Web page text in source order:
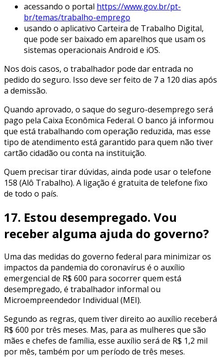
acessando o portal https://www.gov.br/pt-
br/temas/trabalho-emprego
usando o aplicativo Carteira de Trabalho Digital,
que pode ser baixado em aparelhos que usam os
sistemas operacionais Android e iOS.
Nos dois casos, o trabalhador pode dar entrada no
pedido do seguro. Isso deve ser feito de 7 a 120 dias após
a demissão.
Quando aprovado, o saque do seguro-desemprego será
pago pela Caixa Econômica Federal. O banco já informou
que está trabalhando com operação reduzida, mas esse
tipo de atendimento está garantido para quem não tiver
cartão cidadão ou conta na instituição.
Quem precisar tirar dúvidas, ainda pode usar o telefone
158 (Alô Trabalho). A ligação é gratuita de telefone fixo
de todo o país.
17. Estou desempregado. Vou
receber alguma ajuda do governo?
Uma das medidas do governo federal para minimizar os
impactos da pandemia do coronavírus é o auxílio
emergencial de R$ 600 para socorrer quem está
desempregado, é trabalhador informal ou
Microempreendedor Individual (MEI).
Segundo as regras, quem tiver direito ao auxílio receberá
R$ 600 por três meses. Mas, para as mulheres que são
mães e chefes de família, esse auxílio será de R$ 1,2 mil
por mês, também por um período de três meses.